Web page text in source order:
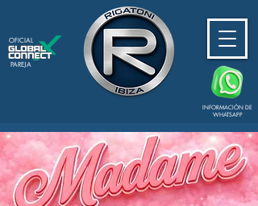
PAREJA
OFICIAL
INFORMACIÓN DE
WHATSAPP